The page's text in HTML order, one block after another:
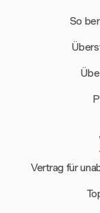
So
Vertrag für